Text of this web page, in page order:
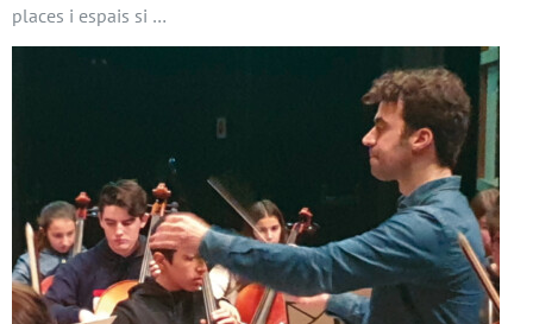
places i espais si …